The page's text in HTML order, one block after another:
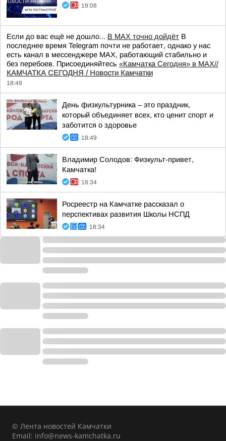
19:08
Если до вас ещё не дошло... В MAX точно дойдёт В
последнее время Telegram почти не работает, однако у нас
есть канал в мессенджере MAX, работающий стабильно и
без перебоев. Присоединяйтесь «Камчатка Сегодня» в MAX//
КАМЧАТКА СЕГОДНЯ / Новости Камчатки
18:49
День физкультурника – это праздник,
который объединяет всех, кто ценит спорт и
заботится о здоровье
18:49
Владимир Солодов: Физкульт-привет,
Камчатка!
18:34
Росреестр на Камчатке рассказал о
перспективах развития Школы НСПД
18:34
© Лента новостей Камчатки
Email: info@news-kamchatka.ru